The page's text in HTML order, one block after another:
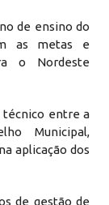
de ensino do
as metas e
o Nordeste
técnico entre a
Municipal,
aplicação dos
de gestão de